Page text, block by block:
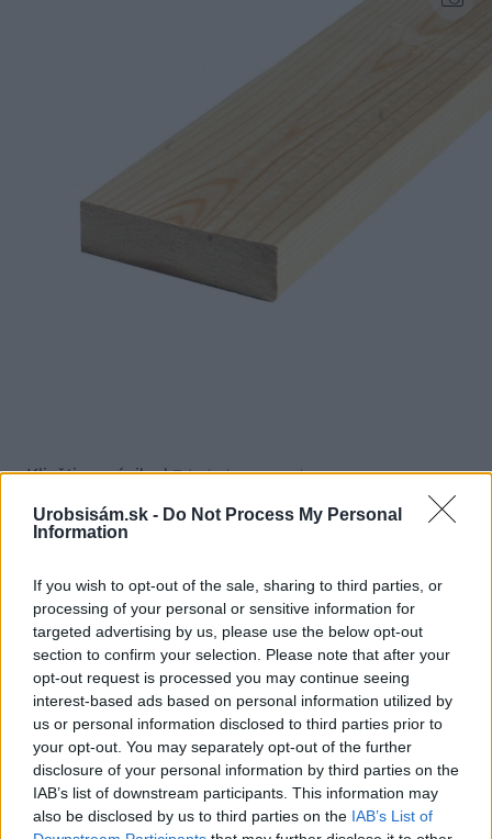
Urobsisám.sk - Do Not Process My Personal
Information
If you wish to opt-out of the sale, sharing to third parties, or
processing of your personal or sensitive information for
targeted advertising by us, please use the below opt-out
section to confirm your selection. Please note that after your
opt-out request is processed you may continue seeing
interest-based ads based on personal information utilized by
us or personal information disclosed to third parties prior to
your opt-out. You may separately opt-out of the further
disclosure of your personal information by third parties on the
IAB’s list of downstream participants. This information may
also be disclosed by us to third parties on the IAB’s List of
Klieštiny, pásiky|Zdroj: shutterstock.com
Podkladový hranol – mäkké drevo
Na terasy a fasády. Termodrevo (smrek,
borovica) – stabilné a odolné. Rozmery: 26×92 a
42×92 mm, dĺžky: 3 – 4,2 m.